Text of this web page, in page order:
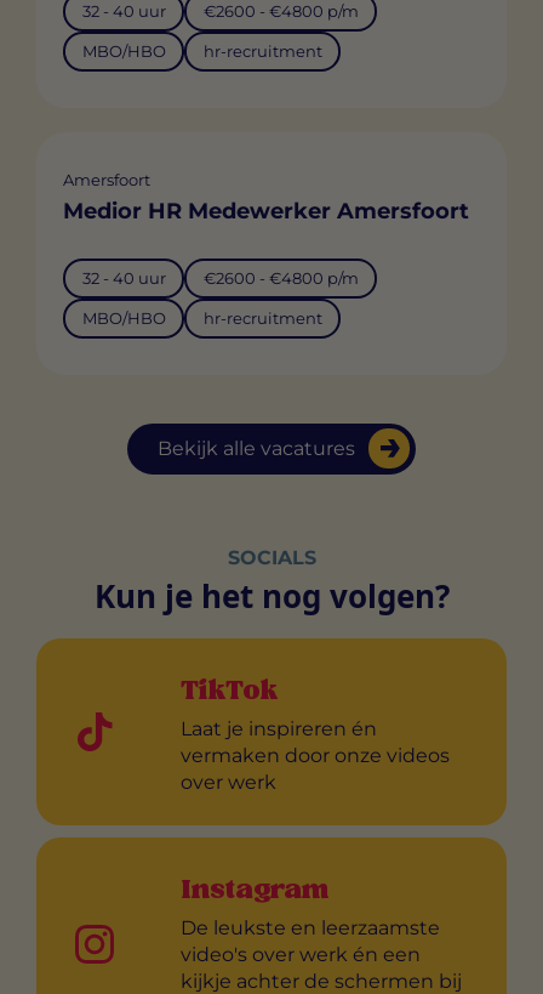
Bekijk alle vacatures
32 - 40 uur €2600 - €4800 p/m
MBO/HBO hr-recruitment
Amersfoort
Medior HR Medewerker Amersfoort
32 - 40 uur €2600 - €4800 p/m
MBO/HBO hr-recruitment
SOCIALS
Kun je het nog volgen?
TikTok
Laat je inspireren én
vermaken door onze videos
over werk
Instagram
De leukste en leerzaamste
video's over werk én een
kijkje achter de schermen bij